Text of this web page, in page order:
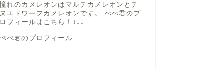
れのカメレオンはマルテカメレオンとテ
ヌエドワーフカメレオンです。 ぺぺ君のプ
ロフィールは こちら！ ↓↓↓
ぺぺ君のプロフィール